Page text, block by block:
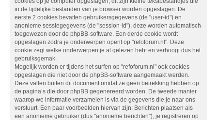
in de tijdelijke bestanden van je browser worden opgeslagen. De
eerste 2 cookies bevatten gebruikersgegevens (de "user-id") en
anonieme sessiegegevens (de "session-id"), deze worden automatisch
toegewezen door de phpBB-software. Een derde cookie wordt
opgeslagen zodra je onderwerpen opent op "refoforum.nl". Deze
cookie zegt welke onderwerpen je al gelezen hebt en verhoogt dus het
gebruiksgemak.
Mogelijk worden er tijdens het surfen op "refoforum.nl" ook cookies
opgeslagen die niet door de phpBB-software aangemaakt werden.
Deze vallen buiten dit document omdat ze geen betrekking hebben op
de pagina’s die door phpBB gegenereerd worden. De tweede manier
waarop we informatie verzamelen is via de gegevens die je naar ons
verstuurt. Een paar voorbeelden hiervan zijn: Berichten plaatsen als
een anonieme gebruiker (dus "anonieme berichten"), je registreren op